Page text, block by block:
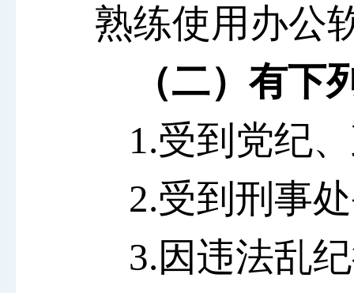
熟练使用办公
（二）有下
1.受到党纪
2.受到刑事
3.因违法乱